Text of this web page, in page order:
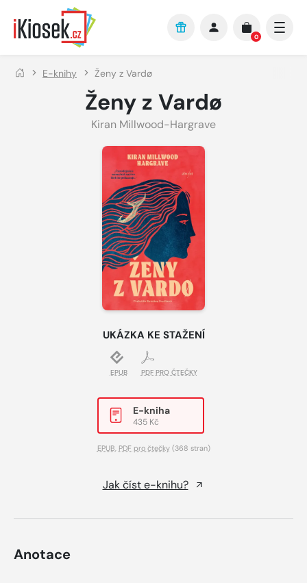
Přejít na hlavní obsah
0
E-knihy Ženy z Vardø
Ženy z Vardø
Kiran Millwood-Hargrave
UKÁZKA KE STAŽENÍ
EPUB PDF PRO ČTEČKY
E-kniha
435 Kč
EPUB, PDF pro čtečky(368 stran)
Jak číst e-knihu?
Anotace